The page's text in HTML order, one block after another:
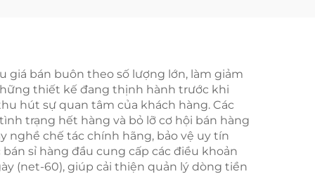
giá bán buôn theo số lượng lớn, làm giảm
thiết kế đang thịnh hành trước khi
hút sự quan tâm của khách hàng. Các
trạng hết hàng và bỏ lỡ cơ hội bán hàng
nghề chế tác chính hãng, bảo vệ uy tín
sỉ hàng đầu cung cấp các điều khoản
(net-60), giúp cải thiện quản lý dòng tiền